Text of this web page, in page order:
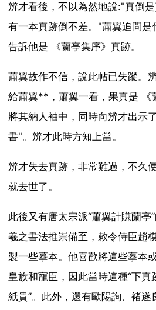
辨才看後，不以為然地說:"真倒
有一本真跡倒不差。"蕭翼追問是
告訴他是 《蘭亭集序》真跡。
蕭翼故作不信，說此帖已失蹤。
給蕭翼**，蕭翼一看，果真是 《
將其納人袖中，同時向辨才出示
書"。辨才此時方知上當。
辨才失去真跡，非常難過，不久
就去世了。
此後又有唐太宗派“蕭翼計賺蘭
羲之書法推崇備至，敕令侍臣趙
製一些摹本。他喜歡將這些摹本
皇族和寵臣，因此當時這種“下真
紙貴”。此外，還有歐陽詢、褚